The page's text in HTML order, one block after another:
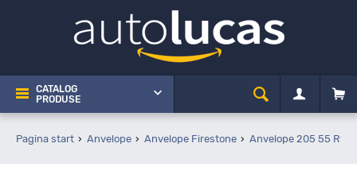
CATALOG
PRODUSE
Pagina start Anvelope Anvelope Firestone Anvelope 205 55 R16